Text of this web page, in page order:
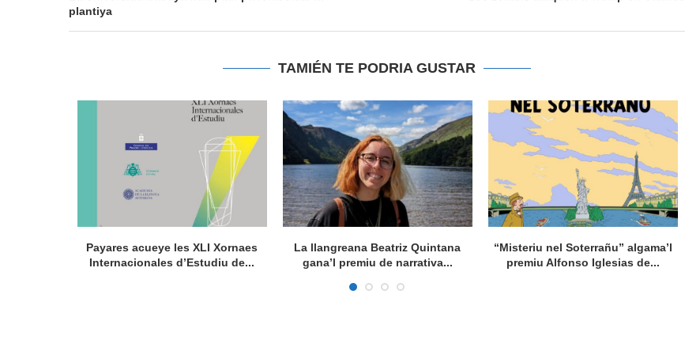
plantiya
TAMIÉN TE PODRIA GUSTAR
Payares acueye les XLI Xornaes
Internacionales d’Estudiu de...
La llangreana Beatriz Quintana
gana’l premiu de narrativa...
“Misteriu nel Soterrañu” algama’l
premiu Alfonso Iglesias de...